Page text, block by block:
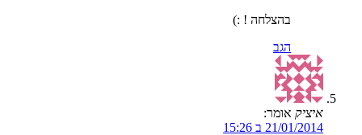
בהצלחה ! :)
הגב
איציק אומר:
21/01/2014 ב 15:26